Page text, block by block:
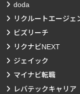
doda
リクルートエージェ
ビズリーチ
リクナビNEXT
ジェイック
マイナビ転職
レバテックキャリア